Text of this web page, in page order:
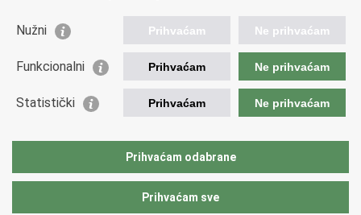
Zapošljavanje
Odnosi s javnošću
Važne poveznice
Ministarstvo unutarnjih poslova
Nužni Prihvaćam Ne prihvaćam
Funkcionalni Prihvaćam Ne prihvaćam
Statistički Prihvaćam Ne prihvaćam
Prihvaćam odabrane
Prihvaćam sve